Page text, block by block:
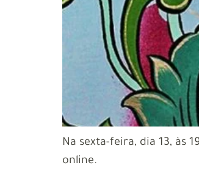
Na sexta-feira, dia 13, às
online.